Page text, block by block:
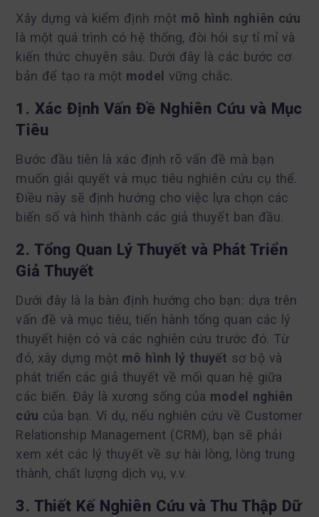
Xây dựng và kiểm định một mô hình nghiên cứu
là một quá trình có hệ thống, đòi hỏi sự tỉ mỉ và
kiến thức chuyên sâu. Dưới đây là các bước cơ
bản để tạo ra một model vững chắc.
1. Xác Định Vấn Đề Nghiên Cứu và Mục
Tiêu
Bước đầu tiên là xác định rõ vấn đề mà bạn
muốn giải quyết và mục tiêu nghiên cứu cụ thể.
Điều này sẽ định hướng cho việc lựa chọn các
biến số và hình thành các giả thuyết ban đầu.
2. Tổng Quan Lý Thuyết và Phát Triển
Giả Thuyết
Dưới đây là la bàn định hướng cho bạn: dựa trên
vấn đề và mục tiêu, tiến hành tổng quan các lý
thuyết hiện có và các nghiên cứu trước đó. Từ
đó, xây dựng một mô hình lý thuyết sơ bộ và
phát triển các giả thuyết về mối quan hệ giữa
các biến. Đây là xương sống của model nghiên
cứu của bạn. Ví dụ, nếu nghiên cứu về Customer
Relationship Management (CRM), bạn sẽ phải
xem xét các lý thuyết về sự hài lòng, lòng trung
thành, chất lượng dịch vụ, v.v.
3. Thiết Kế Nghiên Cứu và Thu Thập Dữ